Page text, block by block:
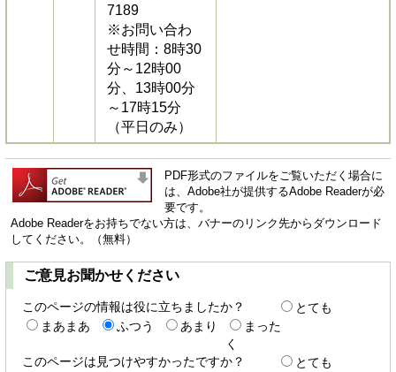
7189
※お問い合わ
せ時間：8時30
分～12時00
分、13時00分
～17時15分
（平日のみ）
PDF形式のファイルをご覧いただく場合に
は、Adobe社が提供するAdobe Readerが必
要です。
Adobe Readerをお持ちでない方は、バナーのリンク先からダウンロード
してください。（無料）
ご意見お聞かせください
このページの情報は役に立ちましたか？
とても
まあまあ
ふつう あまり
まった
く
このページは見つけやすかったですか？
とても